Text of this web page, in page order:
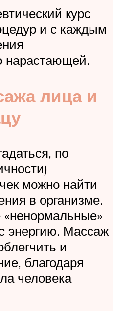
курс
и с каждым
нарастающей.
лица и
по
можно найти
в организме.
«ненормальные»
энергию. Массаж
и
благодаря
человека